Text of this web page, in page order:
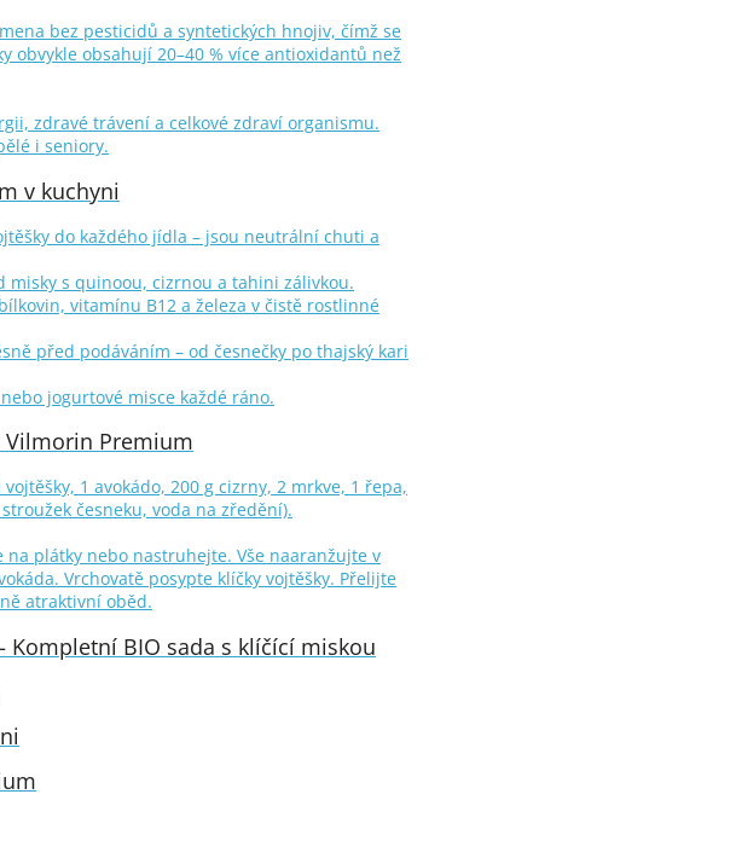
bez pesticidů a syntetických hnojiv, čímž se
obvykle obsahují 20–40 % více antioxidantů než
zdravé trávení a celkové zdraví organismu.
i seniory.
v kuchyni
do každého jídla – jsou neutrální chuti a
misky s quinoou, cizrnou a tahini zálivkou.
vitamínu B12 a železa v čistě rostlinné
před podáváním – od česnečky po thajský kari
jogurtové misce každé ráno.
Vilmorin Premium
1 avokádo, 200 g cizrny, 2 mrkve, 1 řepa,
česneku, voda na zředění).
plátky nebo nastruhejte. Vše naaranžujte v
Vrchovatě posypte klíčky vojtěšky. Přelijte
atraktivní oběd.
BIO sada s klíčící miskou